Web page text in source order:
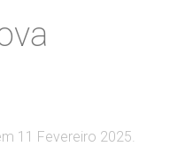
11 Fevereiro 2025.